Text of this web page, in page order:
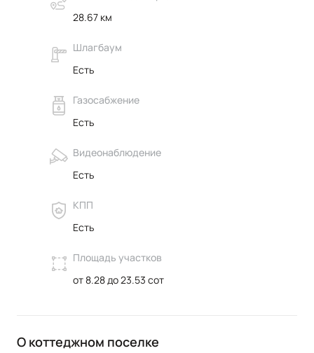
28.67 км
Шлагбаум
Есть
Газосабжение
Есть
Видеонаблюдение
Есть
КПП
Есть
Площадь участков
от 8.28 до 23.53 сот
О коттеджном поселке